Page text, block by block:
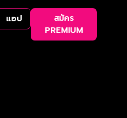
แอป
สมัคร
PREMIUM